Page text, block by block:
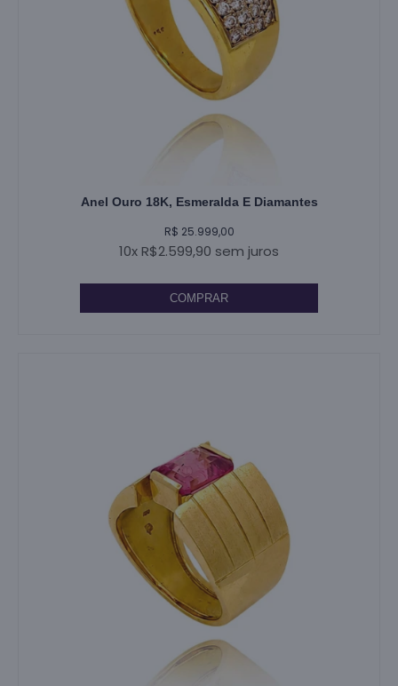
Anel Ouro 18K, Esmeralda E Diamantes
R$ 25.999,00
10x R$2.599,90 sem juros
COMPRAR